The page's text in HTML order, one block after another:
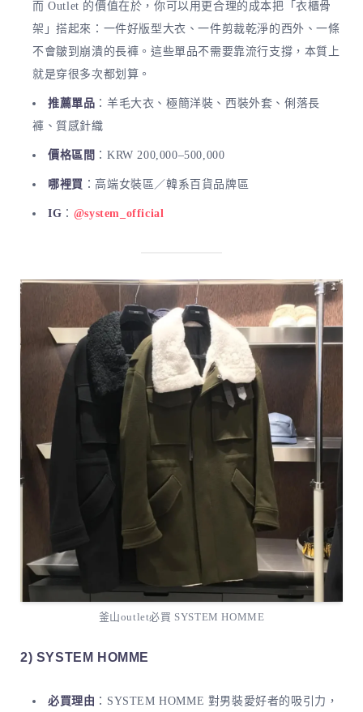
而 Outlet 的價值在於，你可以用更合理的成本把「衣櫃骨
架」搭起來：一件好版型大衣、一件剪裁乾淨的西外、一條
不會皺到崩潰的長褲。這些單品不需要靠流行支撐，本質上
就是穿很多次都划算。
推薦單品 ：羊毛大衣、極簡洋裝、西裝外套、俐落長
褲、質感針織
價格區間 ：KRW 200,000–500,000
哪裡買 ：高端女裝區／韓系百貨品牌區
IG ： @system_official
釜山outlet必買 SYSTEM HOMME
2) SYSTEM HOMME
必買理由 ：SYSTEM HOMME 對男裝愛好者的吸引力，